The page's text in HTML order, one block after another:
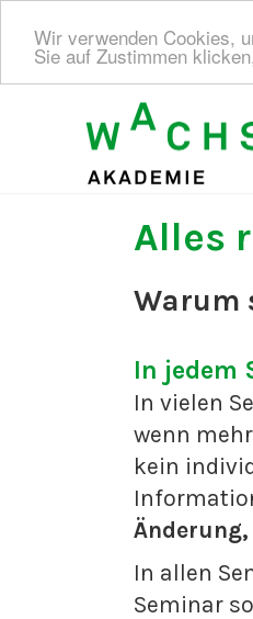
Wir verwenden Cookies,
Sie auf Zustimmen
Alles
Warum
In jedem
In vielen
wenn
kein
In allen
Seminar